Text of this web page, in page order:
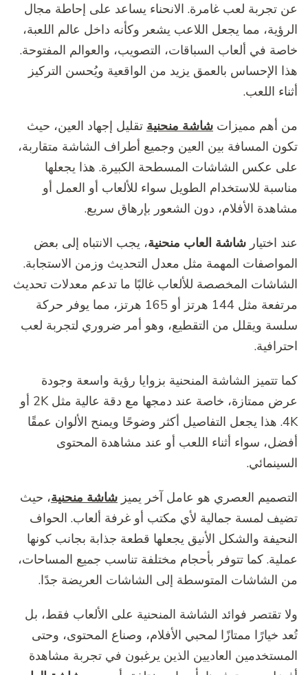
عن تجربة لعب غامرة. الانحناء يساعد على إحاطة مجال
الرؤية، مما يجعل اللاعب يشعر وكأنه داخل عالم اللعبة،
خاصة في ألعاب السباقات، التصويب، والعوالم المفتوحة.
هذا الإحساس بالعمق يزيد من الواقعية ويُحسن التركيز
أثناء اللعب.
من أهم مميزات شاشة منحنية تقليل إجهاد العين، حيث
تكون المسافة بين العين وجميع أطراف الشاشة متقاربة،
على عكس الشاشات المسطحة الكبيرة. هذا يجعلها
مناسبة للاستخدام الطويل سواء للألعاب أو العمل أو
مشاهدة الأفلام، دون الشعور بإرهاق سريع.
عند اختيار شاشة العاب منحنية، يجب الانتباه إلى بعض
المواصفات المهمة مثل معدل التحديث وزمن الاستجابة.
الشاشات المخصصة للألعاب غالبًا ما تدعم معدلات تحديث
مرتفعة مثل 144 هرتز أو 165 هرتز، مما يوفر حركة
سلسة ويقلل من التقطيع، وهو أمر ضروري لتجربة لعب
احترافية.
كما تتميز الشاشة المنحنية بزوايا رؤية واسعة وجودة
عرض ممتازة، خاصة عند دمجها مع دقة عالية مثل 2K أو
4K. هذا يجعل التفاصيل أكثر وضوحًا ويمنح الألوان عمقًا
أفضل، سواء أثناء اللعب أو عند مشاهدة المحتوى
السينمائي.
التصميم العصري هو عامل آخر يميز شاشة منحنية، حيث
تضيف لمسة جمالية لأي مكتب أو غرفة ألعاب. الحواف
النحيفة والشكل الأنيق يجعلها قطعة جذابة بجانب كونها
عملية. كما تتوفر بأحجام مختلفة تناسب جميع المساحات،
من الشاشات المتوسطة إلى الشاشات العريضة جدًا.
ولا تقتصر فوائد الشاشة المنحنية على الألعاب فقط، بل
تُعد خيارًا ممتازًا لمحبي الأفلام، وصناع المحتوى، وحتى
المستخدمين العاديين الذين يرغبون في تجربة مشاهدة